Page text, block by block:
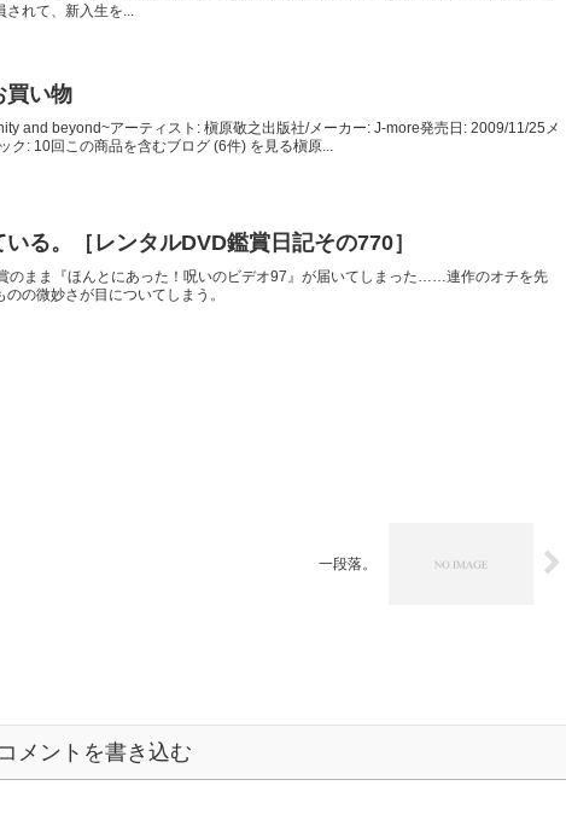
されて、新入生を...
買い物
and beyond~アーティスト: 槇原敬之出版社/メーカー: J-more発売日: 2009/11/25メ
ク: 10回この商品を含むブログ (6件) を見る槇原...
る。［レンタルDVD鑑賞日記その770］
のまま『ほんとにあった！呪いのビデオ97』が届いてしまった……連作のオチを先
の微妙さが目についてしまう。
一段落。
コメントを書き込む